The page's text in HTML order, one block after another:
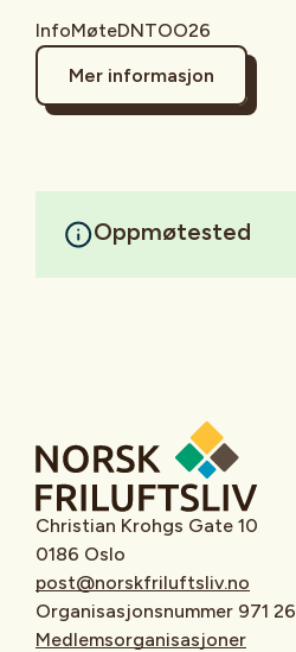
InfoMøteDNTOO26
Mer informasjon
Oppmøtested
Christian Krohgs Gate 10
0186 Oslo
post@norskfriluftsliv.no
Organisasjonsnummer 971
Medlemsorganisasjoner